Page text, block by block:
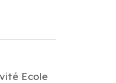
Ecole